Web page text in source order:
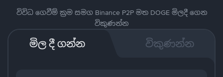
විවිධ ගෙවීම් ක්‍රම සමග Binance P2P මත DOGE මිලදී ගෙන
විකුණන්න
මිල දී ගන්න විකුණන්න